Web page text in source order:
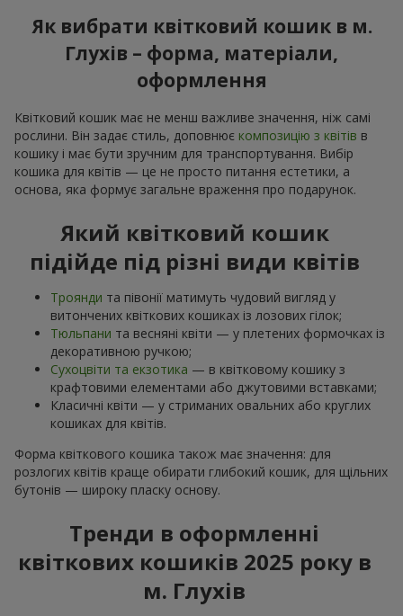
Як вибрати квітковий кошик в м.
Глухів – форма, матеріали,
оформлення
Квітковий кошик має не менш важливе значення, ніж самі
рослини. Він задає стиль, доповнює композицію з квітів в
кошику і має бути зручним для транспортування. Вибір
кошика для квітів — це не просто питання естетики, а
основа, яка формує загальне враження про подарунок.
Який квітковий кошик
підійде під різні види квітів
Троянди та півонії матимуть чудовий вигляд у
витончених квіткових кошиках із лозових гілок;
Тюльпани та весняні квіти — у плетених формочках із
декоративною ручкою;
Сухоцвіти та екзотика — в квітковому кошику з
крафтовими елементами або джутовими вставками;
Класичні квіти — у стриманих овальних або круглих
кошиках для квітів.
Форма квіткового кошика також має значення: для
розлогих квітів краще обирати глибокий кошик, для щільних
бутонів — широку пласку основу.
Тренди в оформленні
квіткових кошиків 2025 року в
м. Глухів